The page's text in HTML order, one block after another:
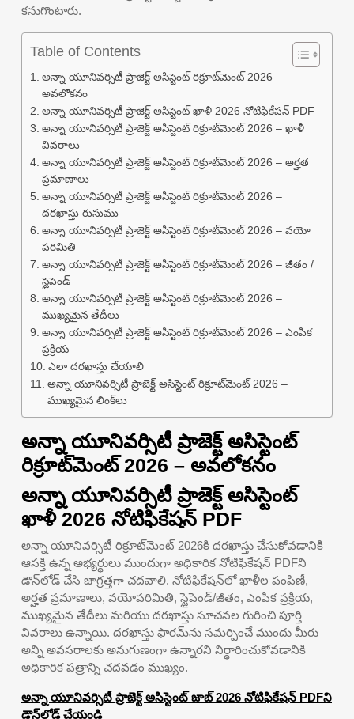
కనుగొంటారు.
Table of Contents
అన్నా యూనివర్సిటీ ప్రాజెక్ట్ అసిస్టెంట్ రిక్రూట్‌మెంట్ 2026 –
అవలోకనం
అన్నా యూనివర్సిటీ ప్రాజెక్ట్ అసిస్టెంట్ ఖాళీ 2026 నోటిఫికేషన్ PDF
అన్నా యూనివర్సిటీ ప్రాజెక్ట్ అసిస్టెంట్ రిక్రూట్‌మెంట్ 2026 – ఖాళీ
వివరాలు
అన్నా యూనివర్సిటీ ప్రాజెక్ట్ అసిస్టెంట్ రిక్రూట్‌మెంట్ 2026 – అర్హత
ప్రమాణాలు
అన్నా యూనివర్సిటీ ప్రాజెక్ట్ అసిస్టెంట్ రిక్రూట్‌మెంట్ 2026 –
దరఖాస్తు రుసుము
అన్నా యూనివర్సిటీ ప్రాజెక్ట్ అసిస్టెంట్ రిక్రూట్‌మెంట్ 2026 – వయో
పరిమితి
అన్నా యూనివర్సిటీ ప్రాజెక్ట్ అసిస్టెంట్ రిక్రూట్‌మెంట్ 2026 – జీతం /
స్టైపెండ్
అన్నా యూనివర్సిటీ ప్రాజెక్ట్ అసిస్టెంట్ రిక్రూట్‌మెంట్ 2026 –
ముఖ్యమైన తేదీలు
అన్నా యూనివర్సిటీ ప్రాజెక్ట్ అసిస్టెంట్ రిక్రూట్‌మెంట్ 2026 – ఎంపిక
ప్రక్రియ
ఎలా దరఖాస్తు చేయాలి
అన్నా యూనివర్సిటీ ప్రాజెక్ట్ అసిస్టెంట్ రిక్రూట్‌మెంట్ 2026 –
ముఖ్యమైన లింక్‌లు
అన్నా యూనివర్సిటీ ప్రాజెక్ట్ అసిస్టెంట్
రిక్రూట్‌మెంట్ 2026 – అవలోకనం
అన్నా యూనివర్సిటీ ప్రాజెక్ట్ అసిస్టెంట్
ఖాళీ 2026 నోటిఫికేషన్ PDF
అన్నా యూనివర్సిటీ రిక్రూట్‌మెంట్ 2026కి దరఖాస్తు చేసుకోవడానికి
ఆసక్తి ఉన్న అభ్యర్థులు ముందుగా అధికారిక నోటిఫికేషన్ PDFని
డౌన్‌లోడ్ చేసి జాగ్రత్తగా చదవాలి. నోటిఫికేషన్‌లో ఖాళీల పంపిణీ,
అర్హత ప్రమాణాలు, వయోపరిమితి, స్టైపెండ్/జీతం, ఎంపిక ప్రక్రియ,
ముఖ్యమైన తేదీలు మరియు దరఖాస్తు సూచనల గురించి పూర్తి
వివరాలు ఉన్నాయి. దరఖాస్తు ఫారమ్‌ను సమర్పించే ముందు మీరు
అన్ని అవసరాలకు అనుగుణంగా ఉన్నారని నిర్ధారించుకోవడానికి
అధికారిక పత్రాన్ని చదవడం ముఖ్యం.
అన్నా యూనివర్సిటీ ప్రాజెక్ట్ అసిస్టెంట్ జాబ్ 2026 నోటిఫికేషన్ PDFని
డౌన్‌లోడ్ చేయండి